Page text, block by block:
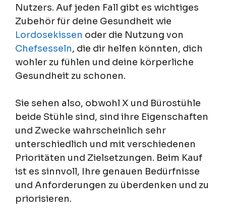
Nutzers. Auf jeden Fall gibt es wichtiges
Zubehör für deine Gesundheit wie
Lordosekissen oder die Nutzung von
Chefsesseln, die dir helfen könnten, dich
wohler zu fühlen und deine körperliche
Gesundheit zu schonen.
Sie sehen also, obwohl X und Bürostühle
beide Stühle sind, sind ihre Eigenschaften
und Zwecke wahrscheinlich sehr
unterschiedlich und mit verschiedenen
Prioritäten und Zielsetzungen. Beim Kauf
ist es sinnvoll, Ihre genauen Bedürfnisse
und Anforderungen zu überdenken und zu
priorisieren.